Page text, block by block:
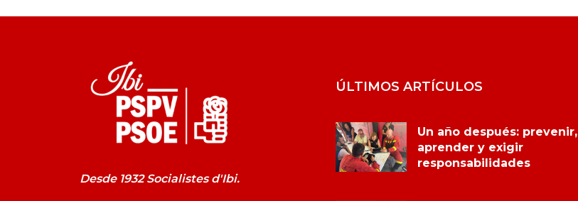
Desde 1932 Socialistes d'Ibi.
ÚLTIMOS ARTÍCULOS
Un año después: prevenir,
aprender y exigir
responsabilidades